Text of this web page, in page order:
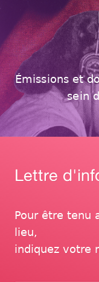
Émissions et
sein
Lettre
Pour être tenu
lieu,
indiquez votre